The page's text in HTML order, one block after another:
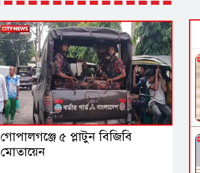
গোপালগঞ্জে ৫ প্লাটুন বিজিবি
মোতায়েন